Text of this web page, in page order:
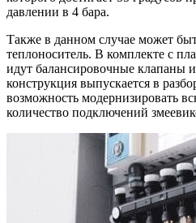
давлении в 4 бара.
Также в данном случае может
теплоноситель. В комплекте с
идут балансировочные клапаны
конструкция выпускается в
возможность модернизировать
количество подключений